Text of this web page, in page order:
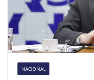
NACIONAL